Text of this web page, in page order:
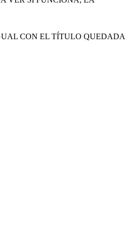
CON EL TÍTULO QUEDADA